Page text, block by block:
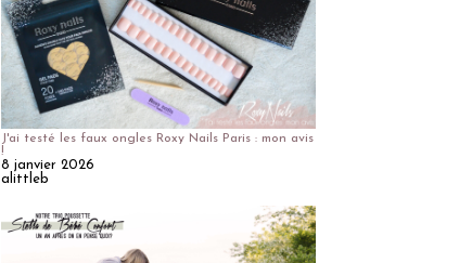
J'ai testé les faux ongles Roxy Nails Paris : mon avis
!
8 janvier 2026
alittleb